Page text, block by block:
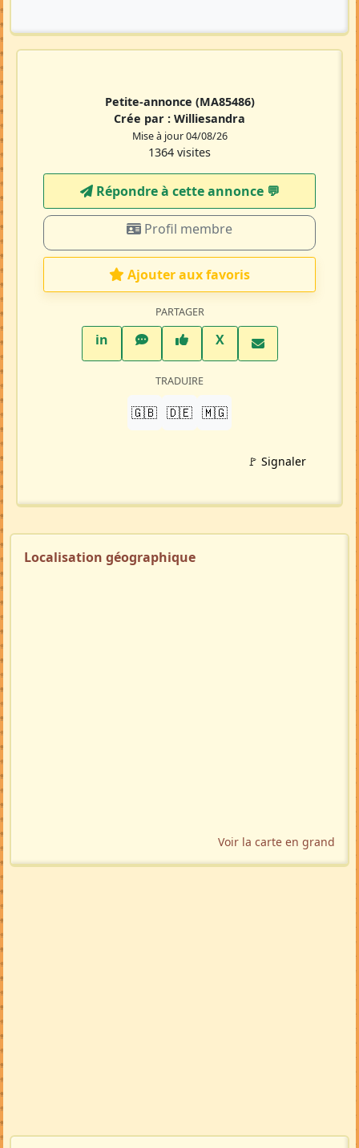
Petite-annonce (MA85486)
Crée par : Williesandra
Mise à jour 04/08/26
1364 visites
Répondre à cette annonce 💬​
Profil membre
Ajouter aux favoris
PARTAGER
inLinkedInWhatsAppFacebook
XTwitter X
TRADUIRE
🇬🇧 🇩🇪 🇲🇬
🚩 Signaler
Localisation géographique
Voir la carte en grand